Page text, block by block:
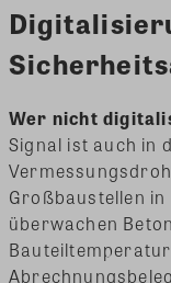
Wer nicht
Signal ist auch in
Großbaustellen
überwachen